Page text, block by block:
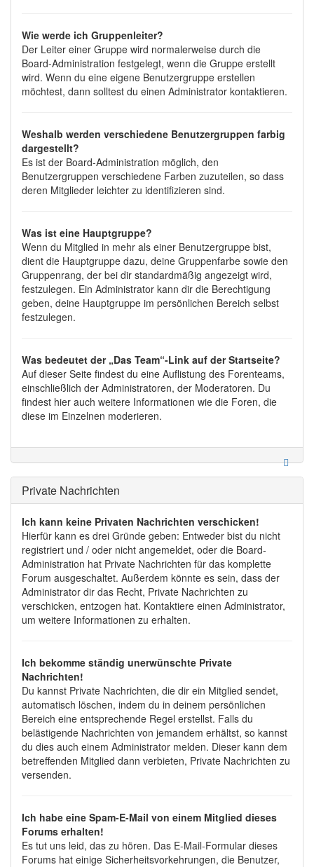
Wie werde ich Gruppenleiter?
Der Leiter einer Gruppe wird normalerweise durch die
Board-Administration festgelegt, wenn die Gruppe erstellt
wird. Wenn du eine eigene Benutzergruppe erstellen
möchtest, dann solltest du einen Administrator kontaktieren.
Weshalb werden verschiedene Benutzergruppen farbig
dargestellt?
Es ist der Board-Administration möglich, den
Benutzergruppen verschiedene Farben zuzuteilen, so dass
deren Mitglieder leichter zu identifizieren sind.
Was ist eine Hauptgruppe?
Wenn du Mitglied in mehr als einer Benutzergruppe bist,
dient die Hauptgruppe dazu, deine Gruppenfarbe sowie den
Gruppenrang, der bei dir standardmäßig angezeigt wird,
festzulegen. Ein Administrator kann dir die Berechtigung
geben, deine Hauptgruppe im persönlichen Bereich selbst
festzulegen.
Was bedeutet der „Das Team“-Link auf der Startseite?
Auf dieser Seite findest du eine Auflistung des Forenteams,
einschließlich der Administratoren, der Moderatoren. Du
findest hier auch weitere Informationen wie die Foren, die
diese im Einzelnen moderieren.
Private Nachrichten
Ich kann keine Privaten Nachrichten verschicken!
Hierfür kann es drei Gründe geben: Entweder bist du nicht
registriert und / oder nicht angemeldet, oder die Board-
Administration hat Private Nachrichten für das komplette
Forum ausgeschaltet. Außerdem könnte es sein, dass der
Administrator dir das Recht, Private Nachrichten zu
verschicken, entzogen hat. Kontaktiere einen Administrator,
um weitere Informationen zu erhalten.
Ich bekomme ständig unerwünschte Private
Nachrichten!
Du kannst Private Nachrichten, die dir ein Mitglied sendet,
automatisch löschen, indem du in deinem persönlichen
Bereich eine entsprechende Regel erstellst. Falls du
belästigende Nachrichten von jemandem erhältst, so kannst
du dies auch einem Administrator melden. Dieser kann dem
betreffenden Mitglied dann verbieten, Private Nachrichten zu
versenden.
Ich habe eine Spam-E-Mail von einem Mitglied dieses
Forums erhalten!
Es tut uns leid, das zu hören. Das E-Mail-Formular dieses
Forums hat einige Sicherheitsvorkehrungen, die Benutzer,